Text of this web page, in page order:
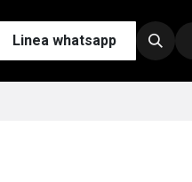
Contáctenos
Linea whatsapp